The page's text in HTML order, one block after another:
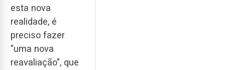
esta nova
realidade, é
preciso fazer
"uma nova
reavaliação", que